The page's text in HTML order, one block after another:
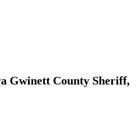
Gwinett County Sheriff,